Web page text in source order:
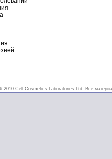
2010 Cell Cosmetics Laboratories Ltd. Все